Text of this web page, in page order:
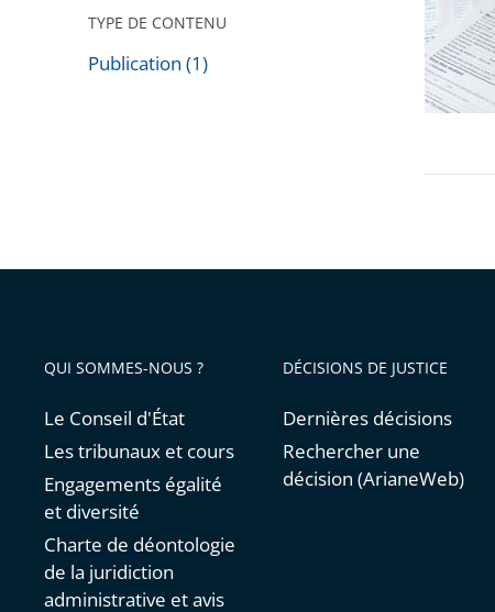
TYPE DE CONTENU
Publication (1)
dans
les
sociales
en
QUI SOMMES-NOUS ?
Le Conseil d'État
Les tribunaux et cours
Engagements égalité
et diversité
Charte de déontologie
de la juridiction
administrative et avis
DÉCISIONS DE JUSTICE
Dernières décisions
Rechercher une
décision (ArianeWeb)